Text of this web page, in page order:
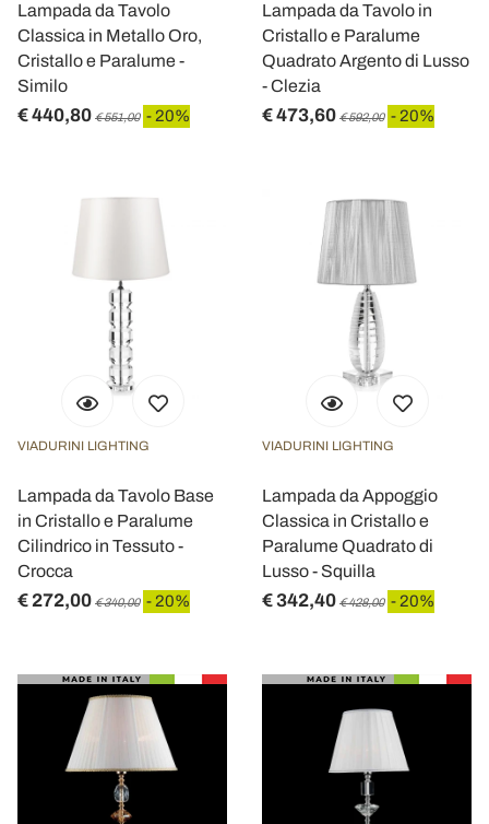
Lampada da Tavolo
Classica in Metallo Oro,
Cristallo e Paralume -
Similo
€ 440,80 € 551,00 - 20%
Lampada da Tavolo in
Cristallo e Paralume
Quadrato Argento di Lusso
- Clezia
€ 473,60 € 592,00 - 20%
VIADURINI LIGHTING
Lampada da Tavolo Base
in Cristallo e Paralume
Cilindrico in Tessuto -
Crocca
€ 272,00 € 340,00 - 20%
VIADURINI LIGHTING
Lampada da Appoggio
Classica in Cristallo e
Paralume Quadrato di
Lusso - Squilla
€ 342,40 € 428,00 - 20%